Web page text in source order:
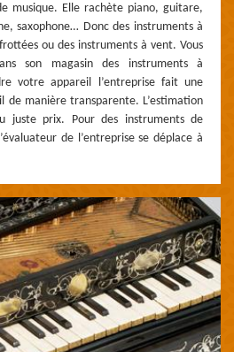
musique. Elle rachète piano, guitare,
saxophone… Donc des instruments à
ou des instruments à vent. Vous
son magasin des instruments à
votre appareil l’entreprise fait une
de manière transparente. L’estimation
juste prix. Pour des instruments de
de l’entreprise se déplace à